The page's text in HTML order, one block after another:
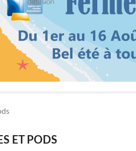
ET PODS